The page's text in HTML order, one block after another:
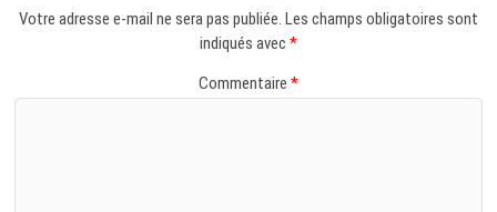
Votre adresse e-mail ne sera pas publiée. Les champs obligatoires sont
indiqués avec *
Commentaire *